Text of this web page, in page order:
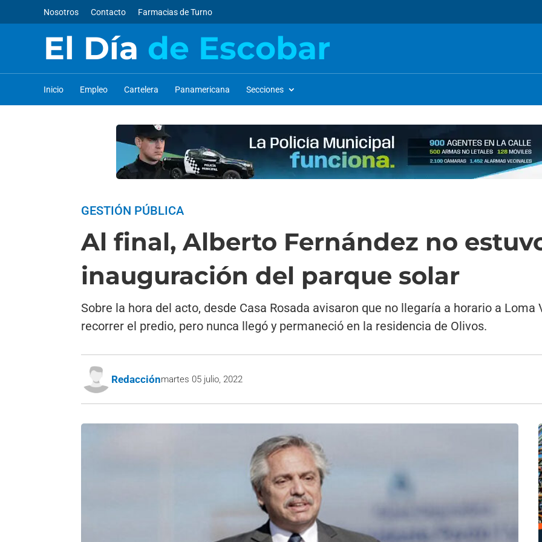
Nosotros Contacto Farmacias de Turno
El Día de Escobar
Inicio Empleo Cartelera Panamericana Secciones
GESTIÓN PÚBLICA
Al final, Alberto Fernández no
inauguración del parque solar
Sobre la hora del acto, desde Casa Rosada avisaron que no llegaría a horario a
recorrer el predio, pero nunca llegó y permaneció en la residencia de Olivos.
Redacciónmartes 05 julio, 2022